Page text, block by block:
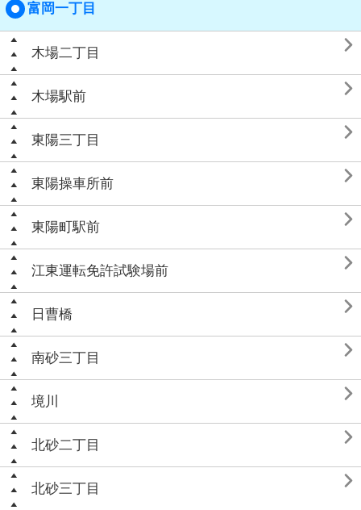
富岡一丁目
木場二丁目 
木場駅前 
東陽三丁目 
東陽操車所前 
東陽町駅前 
江東運転免許試験場前 
日曹橋 
南砂三丁目 
境川 
北砂二丁目 
北砂三丁目 